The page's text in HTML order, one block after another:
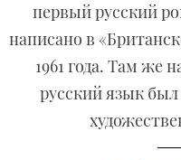
первый русский
написано в
1961 года. Там же
русский язык